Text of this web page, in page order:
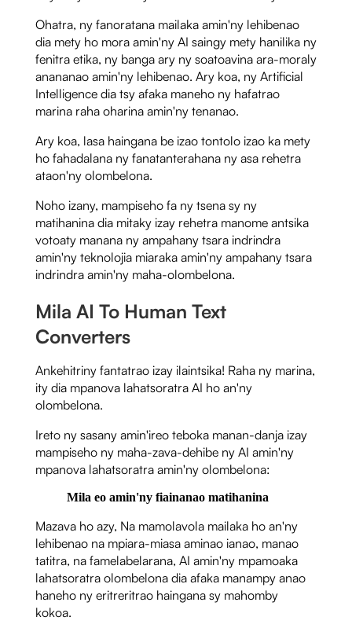
Ohatra, ny fanoratana mailaka amin'ny lehibenao
dia mety ho mora amin'ny AI saingy mety hanilika ny
fenitra etika, ny banga ary ny soatoavina ara-moraly
anananao amin'ny lehibenao. Ary koa, ny Artificial
Intelligence dia tsy afaka maneho ny hafatrao
marina raha oharina amin'ny tenanao.
Ary koa, lasa haingana be izao tontolo izao ka mety
ho fahadalana ny fanatanterahana ny asa rehetra
ataon'ny olombelona.
Noho izany, mampiseho fa ny tsena sy ny
matihanina dia mitaky izay rehetra manome antsika
votoaty manana ny ampahany tsara indrindra
amin'ny teknolojia miaraka amin'ny ampahany tsara
indrindra amin'ny maha-olombelona.
Mila AI To Human Text
Converters
Ankehitriny fantatrao izay ilaintsika! Raha ny marina,
ity dia mpanova lahatsoratra AI ho an'ny
olombelona.
Ireto ny sasany amin'ireo teboka manan-danja izay
mampiseho ny maha-zava-dehibe ny AI amin'ny
mpanova lahatsoratra amin'ny olombelona:
Mila eo amin'ny fiainanao matihanina
Mazava ho azy, Na mamolavola mailaka ho an'ny
lehibenao na mpiara-miasa aminao ianao, manao
tatitra, na famelabelarana, AI amin'ny mpamoaka
lahatsoratra olombelona dia afaka manampy anao
haneho ny eritreritrao haingana sy mahomby
kokoa.